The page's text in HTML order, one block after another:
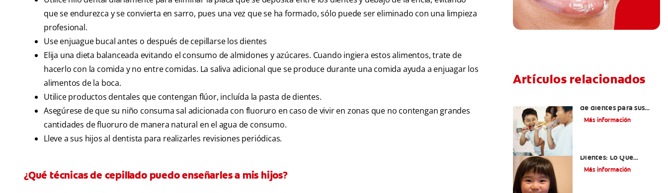
que se endurezca y se convierta en sarro, pues una vez que se ha formado, sólo puede ser eliminado con una limpieza
profesional.
Use enjuague bucal antes o después de cepillarse los dientes
Elija una dieta balanceada evitando el consumo de almidones y azúcares. Cuando ingiera estos alimentos, trate de
hacerlo con la comida y no entre comidas. La saliva adicional que se produce durante una comida ayuda a enjuagar los
alimentos de la boca.
Utilice productos dentales que contengan flúor, incluída la pasta de dientes.
Asegúrese de que su niño consuma sal adicionada con fluoruro en caso de vivir en zonas que no contengan grandes
cantidades de fluoruro de manera natural en el agua de consumo.
Lleve a sus hijos al dentista para realizarles revisiones periódicas.
¿Qué técnicas de cepillado puedo enseñarles a mis hijos?
Artículos relacionados
de dientes para sus
hijos
Más información
Dientes: Lo Que
Necesita Saber
Más información